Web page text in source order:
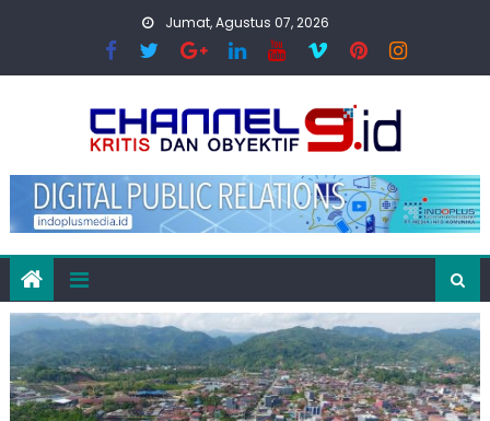
Jumat, Agustus 07, 2026